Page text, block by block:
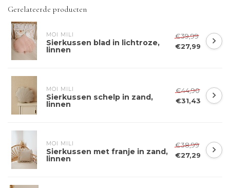
Gerelateerde producten
MOI MILI
Sierkussen blad in lichtroze,
linnen
€39,99
€27,99
MOI MILI
Sierkussen schelp in zand,
linnen
€44,90
€31,43
MOI MILI
Sierkussen met franje in zand,
linnen
€38,99
€27,29